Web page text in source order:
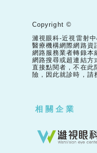
Copyright ©
濰視眼科-近視雷射
醫療機構網際網路資
網路服務業者轉錄本
網路搜尋或超連結方
直接點閱者，不在此
險，因此就診時，請
相關企業